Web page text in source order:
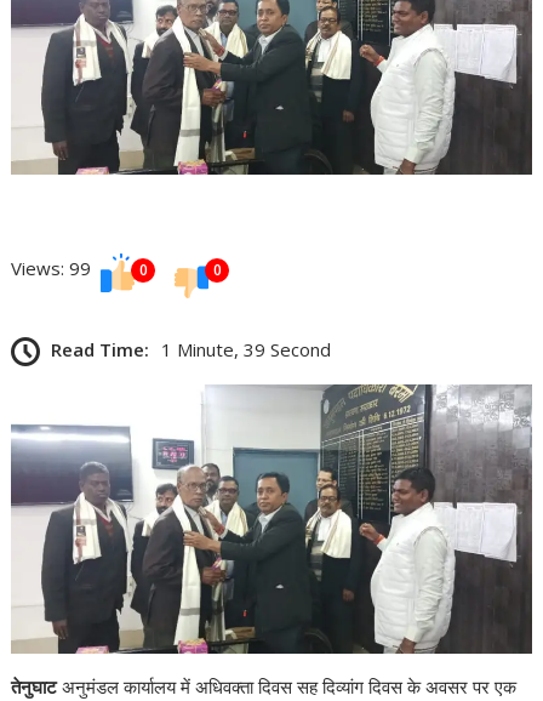
Views: 99 0 0
Read Time: 1 Minute, 39 Second
तेनुघाटअनुमंडल कार्यालय में अधिवक्ता दिवस सह दिव्यांग दिवस के अवसर पर एक